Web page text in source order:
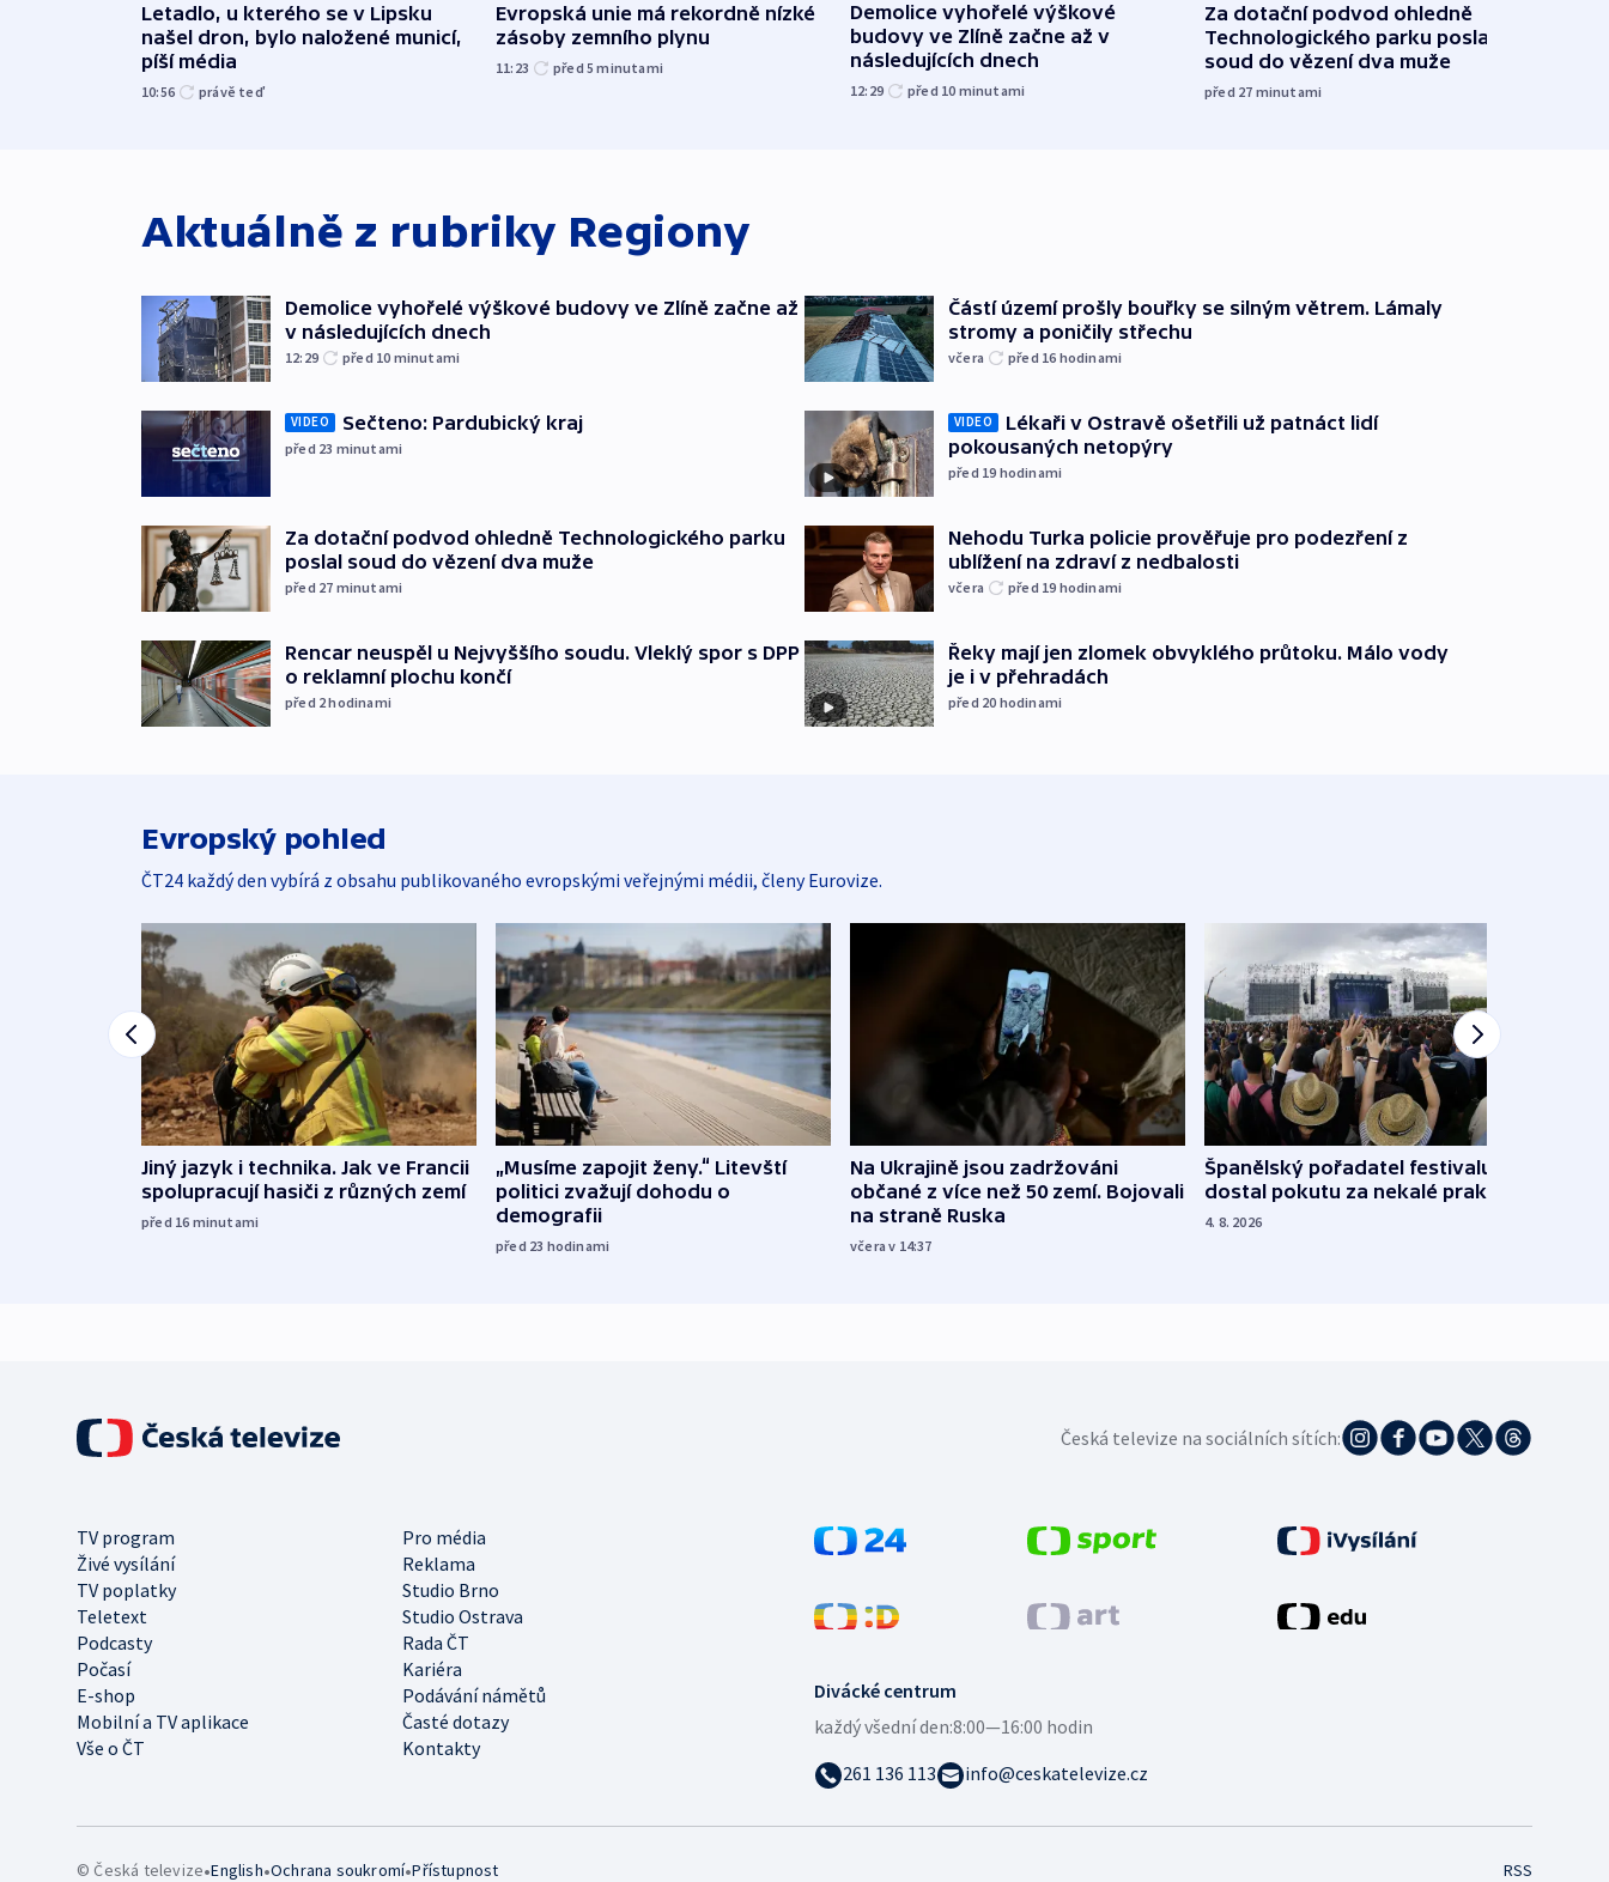
Letadlo, u kterého se v Lipsku
našel dron, bylo naložené municí,
píší média
10:56 právě teď
Evropská unie má rekordně nízké
zásoby zemního plynu
11:23 před 5minutami
Demolice vyhořelé výškové
budovy ve Zlíně začne až v
následujících dnech
12:29 před 10 minutami
Za dotační podvod ohledně
Technologického parku poslal
soud do vězení dva muže
před 27 minutami
Aktuálně z rubriky Regiony
Demolice vyhořelé výškové budovy ve Zlíně začne až
v následujících dnech
12:29 před 10 minutami
VIDEO Sečteno: Pardubický kraj
před 23 minutami
Za dotační podvod ohledně Technologického parku
poslal soud do vězení dva muže
před 27 minutami
Rencar neuspěl u Nejvyššího soudu. Vleklý spor s DPP
o reklamní plochu končí
před 2hodinami
Částí území prošly bouřky se silným větrem. Lámaly
stromy a poničily střechu
včera před 16 hodinami
VIDEO
Lékaři v Ostravě ošetřili už patnáct lidí
pokousaných netopýry
před 19 hodinami
Nehodu Turka policie prověřuje pro podezření z
ublížení na zdraví z nedbalosti
včera před 19 hodinami
Řeky mají jen zlomek obvyklého průtoku. Málo vody
je i v přehradách
před 20 hodinami
Evropský pohled
ČT24 každý den vybírá z obsahu publikovaného evropskými veřejnými médii, členy Eurovize.
Jiný jazyk i technika. Jak ve Francii
spolupracují hasiči z různých zemí
před 16 minutami
„Musíme zapojit ženy.“ Litevští
politici zvažují dohodu o
demografii
před 23 hodinami
Na Ukrajině jsou zadržováni
občané z více než 50 zemí. Bojovali
na straně Ruska
včera v 14:37
Španělský pořadatel festivalu
dostal pokutu za nekalé praktiky
4. 8. 2026
Česká televize na sociálních sítích:
TV program
Pro média
Živé vysílání
Reklama
TV poplatky
Studio Brno
Teletext
Studio Ostrava
Podcasty
Rada ČT
Počasí
Kariéra
E-shop
Podávání námětů
Mobilní a TV aplikace
Časté dotazy
Vše o ČT
Kontakty
Divácké centrum
každý všední den:8:00—16:00 hodin
261 136 113
info@ceskatelevize.cz
© Česká televize•English•Ochrana soukromí•Přístupnost RSS